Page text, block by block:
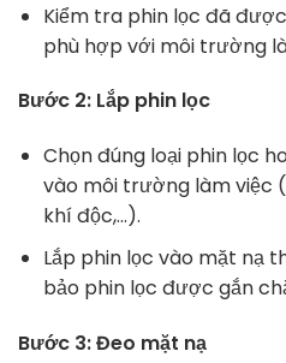
Kiểm tra phin lọc đã
phù hợp với môi trường
Bước 2: Lắp phin lọc
Chọn đúng loại phin lọc
vào môi trường làm việc
khí độc,…).
Lắp phin lọc vào mặt nạ
bảo phin lọc được gắn
Bước 3: Đeo mặt nạ